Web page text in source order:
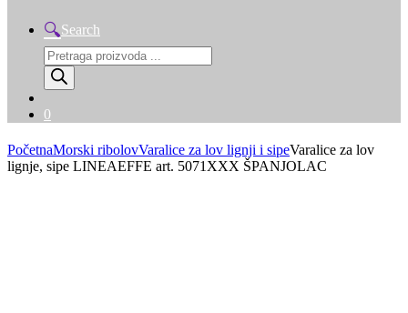
Search
Products
search
0
PočetnaMorski ribolovVaralice za lov lignji i sipeVaralice za lov
lignje, sipe LINEAEFFE art. 5071XXX ŠPANJOLAC